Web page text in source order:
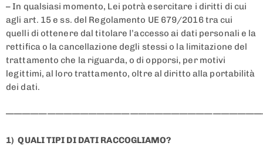
– In qualsiasi momento, Lei potrà esercitare i diritti di cui
agli art. 15 e ss. del Regolamento UE 679/2016 tra cui
quelli di ottenere dal titolare l’accesso ai dati personali e la
rettifica o la cancellazione degli stessi o la limitazione del
trattamento che la riguarda, o di opporsi, per motivi
legittimi, al loro trattamento, oltre al diritto alla portabilità
dei dati.
1) QUALI TIPI DI DATI RACCOGLIAMO?